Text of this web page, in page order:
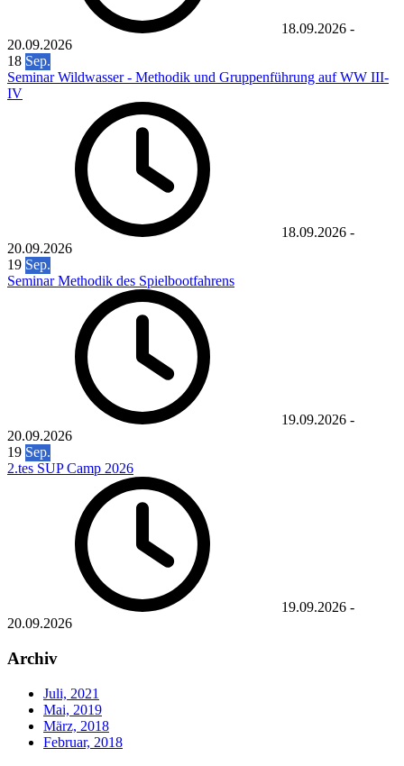
18.09.2026 -
20.09.2026
18 Sep.
Seminar Wildwasser - Methodik und Gruppenführung auf WW III-
IV
18.09.2026 -
20.09.2026
19 Sep.
Seminar Methodik des Spielbootfahrens
19.09.2026 -
20.09.2026
19 Sep.
2.tes SUP Camp 2026
19.09.2026 -
20.09.2026
Archiv
Juli, 2021
Mai, 2019
März, 2018
Februar, 2018